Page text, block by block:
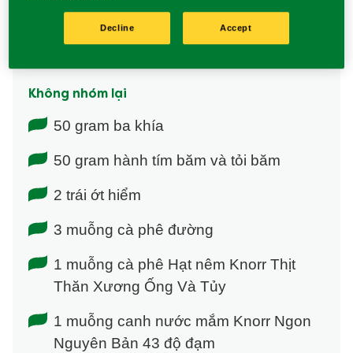
Thành phần
Không nhóm lại
50 gram ba khía
50 gram hành tím băm và tỏi băm
2 trái ớt hiểm
3 muỗng cà phê đường
1 muỗng cà phê Hạt nêm Knorr Thịt
Thăn Xương Ống Và Tủy
1 muỗng canh nước mắm Knorr Ngon
Nguyên Bản 43 độ đạm
Decline Accept